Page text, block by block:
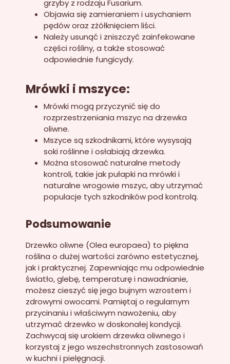
grzyby z rodzaju Fusarium.
Objawia się zamieraniem i usychaniem
pędów oraz zżółknięciem liści.
Należy usunąć i zniszczyć zainfekowane
części rośliny, a także stosować
odpowiednie fungicydy.
Mrówki i mszyce:
Mrówki mogą przyczynić się do
rozprzestrzeniania mszyc na drzewka
oliwne.
Mszyce są szkodnikami, które wysysają
soki roślinne i osłabiają drzewka.
Można stosować naturalne metody
kontroli, takie jak pułapki na mrówki i
naturalne wrogowie mszyc, aby utrzymać
populacje tych szkodników pod kontrolą.
Podsumowanie
Drzewko oliwne (Olea europaea) to piękna
roślina o dużej wartości zarówno estetycznej,
jak i praktycznej. Zapewniając mu odpowiednie
światło, glebę, temperaturę i nawadnianie,
możesz cieszyć się jego bujnym wzrostem i
zdrowymi owocami. Pamiętaj o regularnym
przycinaniu i właściwym nawożeniu, aby
utrzymać drzewko w doskonałej kondycji.
Zachwycaj się urokiem drzewka oliwnego i
korzystaj z jego wszechstronnych zastosowań
w kuchni i pielęgnacji.